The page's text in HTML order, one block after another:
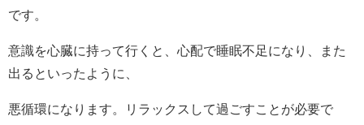
です。
意識を心臓に持って行くと、心配で睡眠不足になり、また
出るといったように、
悪循環になります。リラックスして過ごすことが必要で